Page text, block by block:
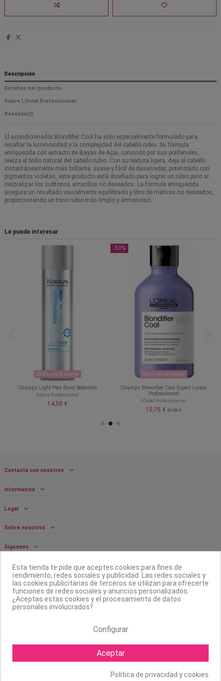
Descripción
Detalles del producto
Sobre LOreal Professionnel
Reseñas(0)
El acondicionador Blondifier Cool ha sido especialmente formulado para
resaltar la luminosidad y la complejidad del cabello rubio. Su fórmula
enriquecida con extracto de Bayas de Açai, conocido por sus polifenoles,
realza el brillo natural del cabello rubio. Con su textura ligera, deja el cabello
instantáneamente más brillante, suave y fácil de desenredar, potenciado con
pigmentos violetas, este producto está diseñado para lograr un rubio puro al
neutralizar los subtonos amarillos no deseados. La fórmula enriquecida
asegura un resultado visualmente equilibrado y libre de matices no deseados,
proporcionando un tono rubio más limpio y armonioso.
Le puede interesar
Sin stock online
Champú Light Plex Bond Retention
Kadus Professional
14,50 €
-50%
Sin stock online
Champú Blondifier Cool Expert Loreal
Professionnel
LOreal Professionnel
15,75 € 31,50 €
Contacta con nosotros
Información
Legal
Sobre nosotros
Síguenos
Boletín
Esta tienda te pide que aceptes cookies para fines de
rendimiento, redes sociales y publicidad. Las redes sociales y
las cookies publicitarias de terceros se utilizan para ofrecerte
funciones de redes sociales y anuncios personalizados.
¿Aceptas estas cookies y el procesamiento de datos
personales involucrados?
Configurar
Aceptar
Política de privacidad y cookies